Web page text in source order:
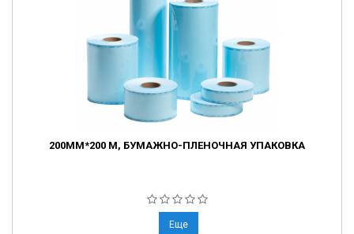
200ММ*200 М, БУМАЖНО-ПЛЕНОЧНАЯ УПАКОВКА
Еще